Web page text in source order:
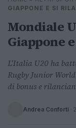
Cerca
GIAPPONE E SI
Mondiale
Giappone
L'Italia U20 ha
Rugby Junior
di bonus e
Andrea Conforti ·